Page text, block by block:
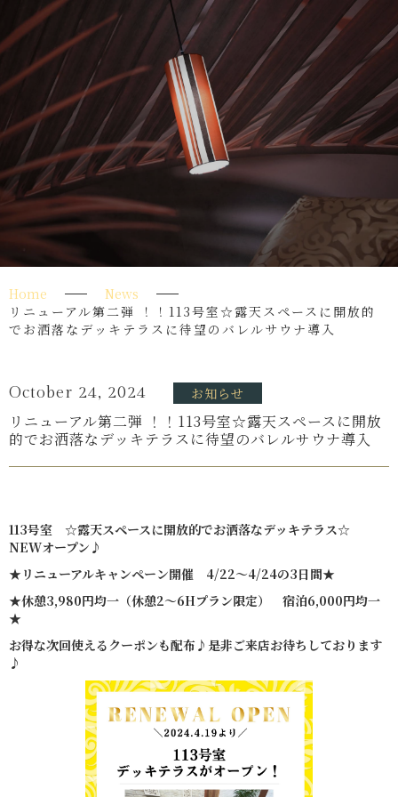
Home
News
リニューアル第二弾 ！！113号室☆露天スペースに開放的
でお洒落なデッキテラスに待望のバレルサウナ導入
October 24, 2024 お知らせ
リニューアル第二弾 ！！113号室☆露天スペースに開放
的でお洒落なデッキテラスに待望のバレルサウナ導入
113号室 ☆露天スペースに開放的でお洒落なデッキテラス☆
NEWオープン♪
★リニューアルキャンペーン開催 4/22～4/24の3日間★
★休憩3,980円均一（休憩2～6Hプラン限定） 宿泊6,000円均一
★
お得な次回使えるクーポンも配布♪是非ご来店お待ちしております
♪